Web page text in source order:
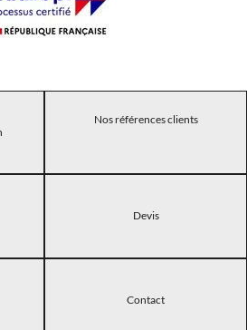
Nos références clients
Devis
Contact